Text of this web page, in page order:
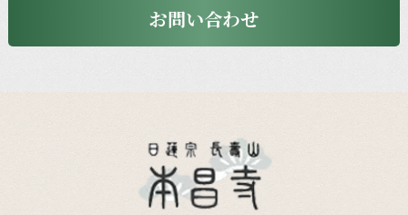
お問い合わせ